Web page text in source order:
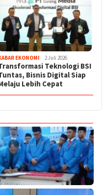
EKONOMI 2 Juli 2026
Teknologi BSI
Bisnis Digital Siap
Lebih Cepat